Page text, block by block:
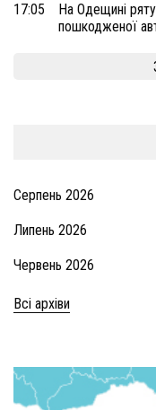
17:05
На Одещині
пошкодженої
Серпень 2026
Липень 2026
Червень 2026
Всі архіви